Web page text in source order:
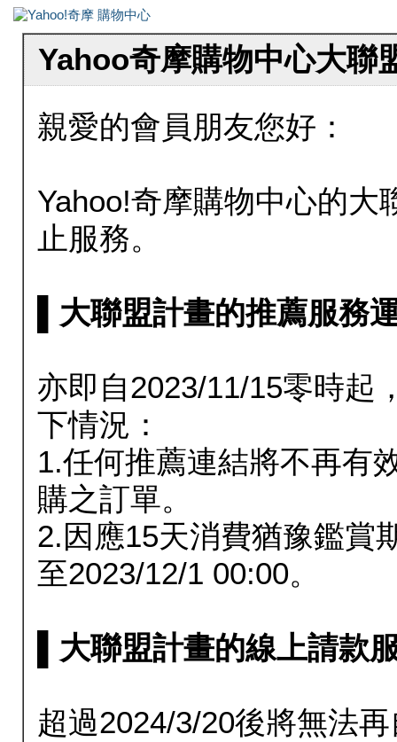
Yahoo奇摩購物中心大聯
親愛的會員朋友您好：
Yahoo!奇摩購物中心的大
止服務。
▌大聯盟計畫的推薦服務
亦即自2023/11/15零時起
下情況：
1.任何推薦連結將不再有
購之訂單。
2.因應15天消費猶豫鑑賞
至2023/12/1 00:00。
▌大聯盟計畫的線上請款
超過2024/3/20後將無法